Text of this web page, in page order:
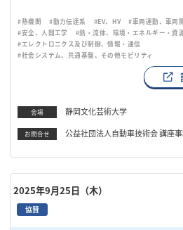
#熱機関 #動力伝達系 #EV、HV
#車両運動、車両
#安全、人間工学
#熱・流体、環境・エネルギー・資
#エレクトロニクス及び制御、情報・通信
#社会システム、共通基盤、その他モビリティ
会場 静岡文化芸術大学
お問合せ 公益社団法人自動車技術会 講座
2025年9月25日（木）
協賛